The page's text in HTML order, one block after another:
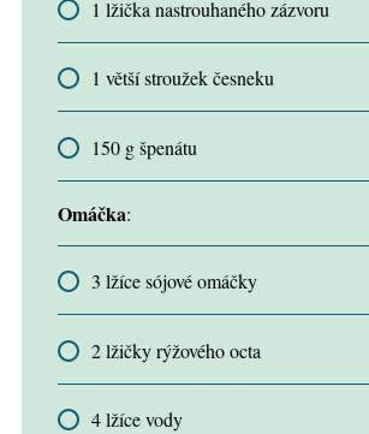
1 lžička nastrouhaného zázvoru
1 větší stroužek česneku
150 g špenátu
Omáčka:
3 lžíce sójové omáčky
2 lžičky rýžového octa
4 lžíce vody